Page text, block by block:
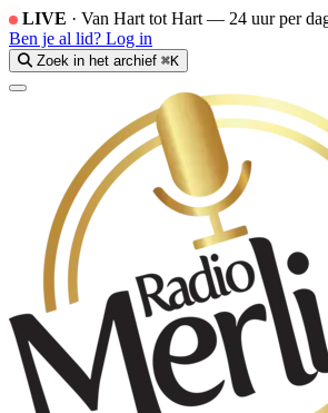
LIVE · Van Hart tot Hart — 24 uur per
Ben je al lid? Log in
Zoek in het archief ⌘K